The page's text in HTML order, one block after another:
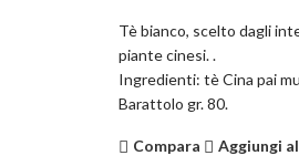
Tè bianco, scelto dagli
piante cinesi. .
Ingredienti: tè Cina pai
Barattolo gr. 80.
Compara
Aggiungi